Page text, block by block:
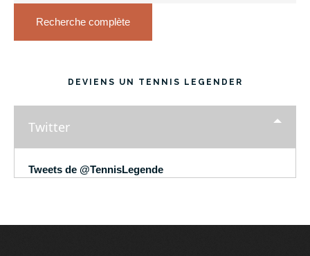
Recherche complète
DEVIENS UN TENNIS LEGENDER
Twitter
Tweets de @TennisLegende